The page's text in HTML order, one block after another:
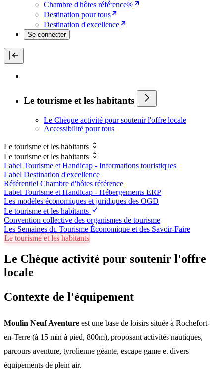
Chambre d'hôtes référence®
Destination pour tous
Destination d'excellence
Se connecter
Le tourisme et les habitants
Le Chèque activité pour soutenir l'offre locale
Accessibilité pour tous
Le tourisme et les habitants
Le tourisme et les habitants
Label Tourisme et Handicap - Informations touristiques
Label Destination d'excellence
Référentiel Chambre d'hôtes référence
Label Tourisme et Handicap - Hébergements ERP
Les modèles économiques et juridiques des OGD
Le tourisme et les habitants
Convention collective des organismes de tourisme
Les Semaines du Tourisme Économique et des Savoir-Faire
Le tourisme et les habitants
Le Chèque activité pour soutenir l'offre
locale
Contexte de l'équipement
Moulin Neuf Aventure est une base de loisirs située à Rochefort-
en-Terre (à 15 min à pied, 800m), proposant activités nautiques,
parcours aventure, tyrolienne géante, escape game et divers
équipements de plein air.